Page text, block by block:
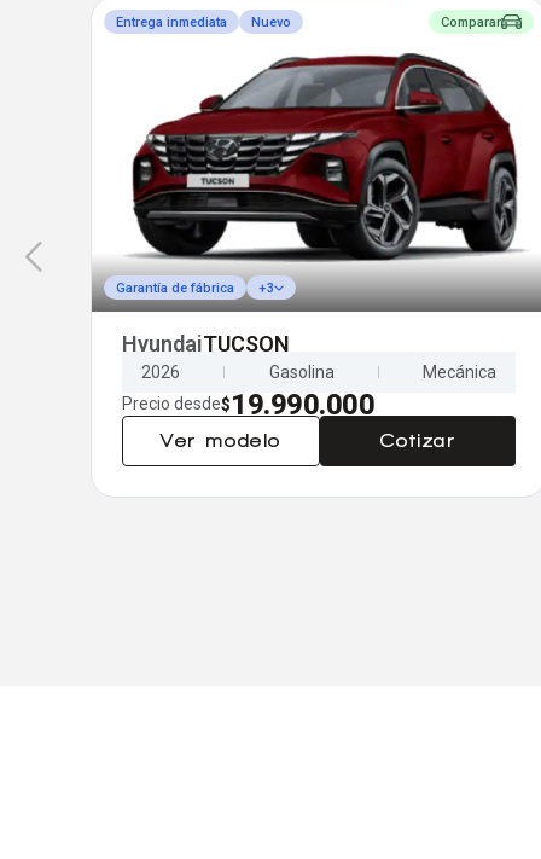
Entrega inmediata Nuevo Comparar
Garantía de fábrica +3
HyundaiTUCSON
2026 Gasolina
Mecánica
Precio desde$19.990.000
Ver modelo Cotizar